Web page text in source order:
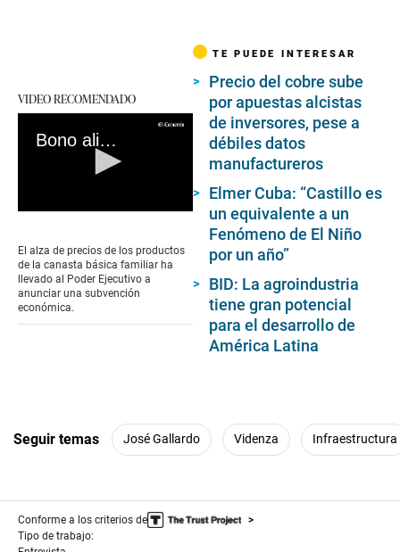
VIDEO RECOMENDADO
Bono alimentario 2022: ¿Qué es, quiénes serán los beneficiarios y cuál será el monto?
of
0
seconds
El alza de precios de los productos
de la canasta básica familiar ha
llevado al Poder Ejecutivo a
anunciar una subvención
económica.
TE PUEDE INTERESAR
Precio del cobre sube
por apuestas alcistas
de inversores, pese a
débiles datos
manufactureros
Elmer Cuba: “Castillo es
un equivalente a un
Fenómeno de El Niño
por un año”
BID: La agroindustria
tiene gran potencial
para el desarrollo de
América Latina
Seguir temas José Gallardo Videnza Infraestructura
Conforme a los criterios de
Tipo de trabajo: